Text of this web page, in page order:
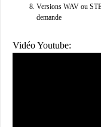
Versions WAV ou
demande
Vidéo Youtube: